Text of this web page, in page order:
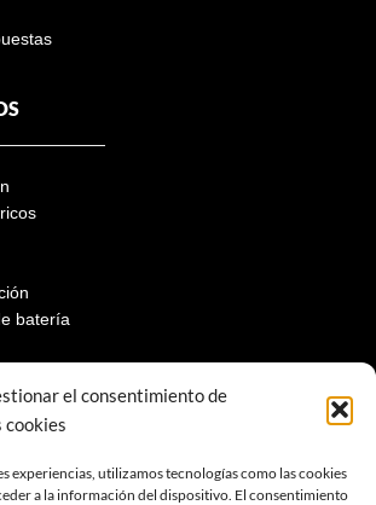
el consentimiento de
cookies
experiencias, utilizamos tecnologías como las cookies
a la información del dispositivo. El consentimiento
batería